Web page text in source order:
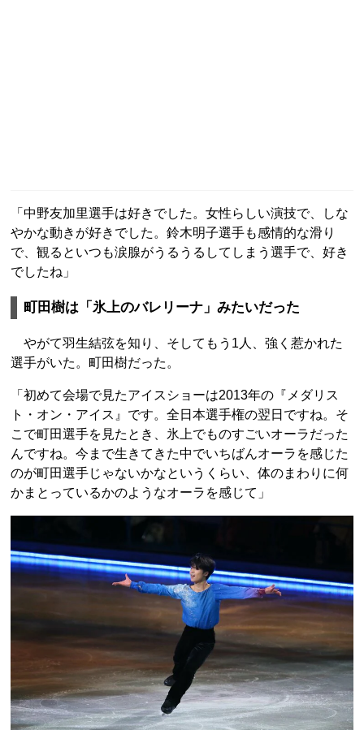
「中野友加里選手は好きでした。女性らしい演技で、しな
やかな動きが好きでした。鈴木明子選手も感情的な滑り
で、観るといつも涙腺がうるうるしてしまう選手で、好き
でしたね」
町田樹は「氷上のバレリーナ」みたいだった
やがて羽生結弦を知り、そしてもう1人、強く惹かれた
選手がいた。町田樹だった。
「初めて会場で見たアイスショーは2013年の『メダリス
ト・オン・アイス』です。全日本選手権の翌日ですね。そ
こで町田選手を見たとき、氷上でものすごいオーラだった
んですね。今まで生きてきた中でいちばんオーラを感じた
のが町田選手じゃないかなというくらい、体のまわりに何
かまとっているかのようなオーラを感じて」